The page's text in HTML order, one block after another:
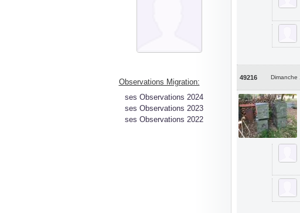
Observations Migration:
ses Observations 2024
ses Observations 2023
ses Observations 2022
49216 Dimanche